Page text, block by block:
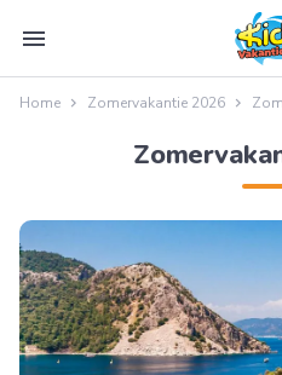
menu
Home Zomervakantie 2026